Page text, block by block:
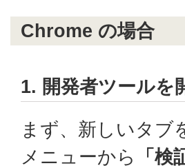
Chrome の場合
1. 開発者ツールを
まず、新しいタブ
メニューから
「検